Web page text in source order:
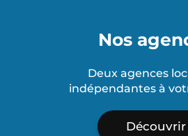
Nos
Deux agences
indépendantes à
Découvrir